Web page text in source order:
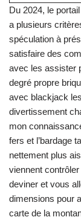
Du 2024, le
a plusieurs
spéculation à
satisfaire des
avec les assister
degré propre
avec blackjack
divertissement
mon
fers et l’bardage
nettement plus
viennent
deviner et vous
dimensions pour
carte de la